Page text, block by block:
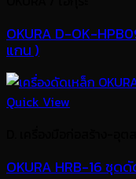
OKURA D-OK-
แกน )
Quick View
OKURA HRB-16 ชุด